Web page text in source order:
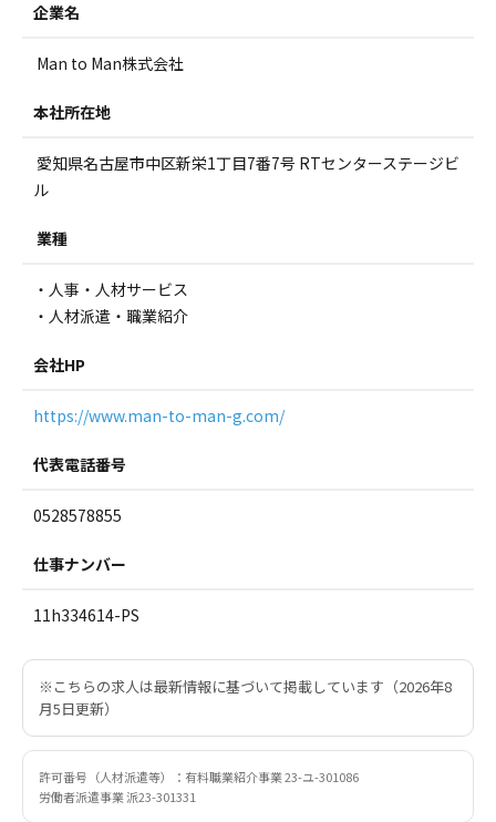
企業名
Man to Man株式会社
本社所在地
愛知県名古屋市中区新栄1丁目7番7号 RTセンターステージビ
ル
業種
・人事・人材サービス
・人材派遣・職業紹介
会社HP
https://www.man-to-man-g.com/
代表電話番号
0528578855
仕事ナンバー
11h334614-PS
※こちらの求人は最新情報に基づいて掲載しています（2026年8
月5日更新）
許可番号（人材派遣等）：有料職業紹介事業 23-ユ-301086
労働者派遣事業 派23-301331